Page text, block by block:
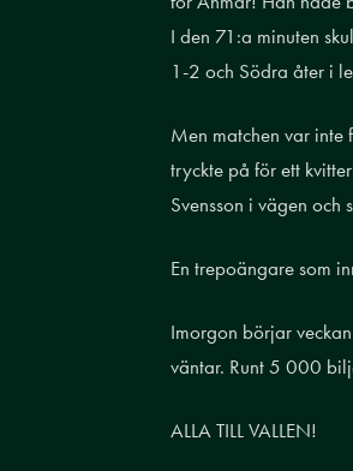
I den 71:a minuten
1-2 och Södra åter i
Men matchen var inte
tryckte på för ett
Svensson i vägen
En trepoängare som
Imorgon börjar
väntar. Runt 5 000
ALLA TILL VALLEN!